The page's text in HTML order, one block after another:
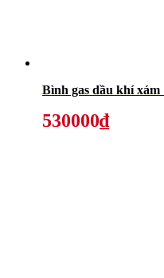
Bình gas dầu khí xám
530000₫